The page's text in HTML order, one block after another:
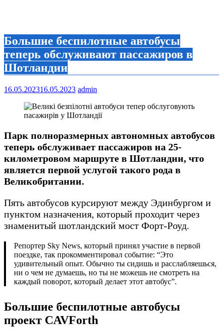
Большие беспилотные автобусы
теперь обслуживают пассажиров в
Шотландии
16.05.202316.05.2023 admin
Парк полноразмерных автономных автобусов
теперь обслуживает пассажиров на 25-
километровом маршруте в Шотландии, что
является первой услугой такого рода в
Великобритании.
Пять автобусов курсируют между Эдинбургом и
пунктом назначения, который проходит через
знаменитый шотландский мост Форт-Роуд.
Репортер Sky News, который принял участие в первой
поездке, так прокомментировал событие: “Это
удивительный опыт. Обычно ты сидишь и расслабляешься,
ни о чем не думаешь, но ты не можешь не смотреть на
каждый поворот, который делает этот автобус”.
Большие беспилотные автобусы
проект CAVForth